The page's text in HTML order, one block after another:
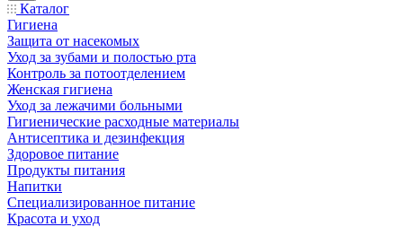
Каталог
Гигиена
Защита от насекомых
Уход за зубами и полостью рта
Контроль за потоотделением
Женская гигиена
Уход за лежачими больными
Гигиенические расходные материалы
Антисептика и дезинфекция
Здоровое питание
Продукты питания
Напитки
Специализированное питание
Красота и уход